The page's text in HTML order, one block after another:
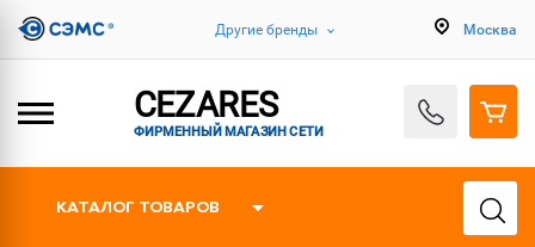
Другие бренды Москва
CEZARES
ФИРМЕННЫЙ МАГАЗИН СЕТИ
КАТАЛОГ ТОВАРОВ